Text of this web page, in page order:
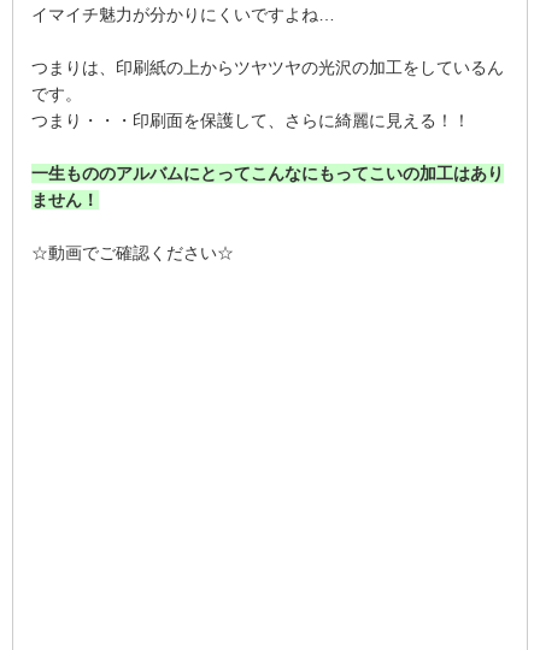
イマイチ魅力が分かりにくいですよね…
つまりは、印刷紙の上からツヤツヤの光沢の加工をしているん
です。
つまり・・・印刷面を保護して、さらに綺麗に見える！！
一生もののアルバムにとってこんなにもってこいの加工はあり
ません！
☆動画でご確認ください☆